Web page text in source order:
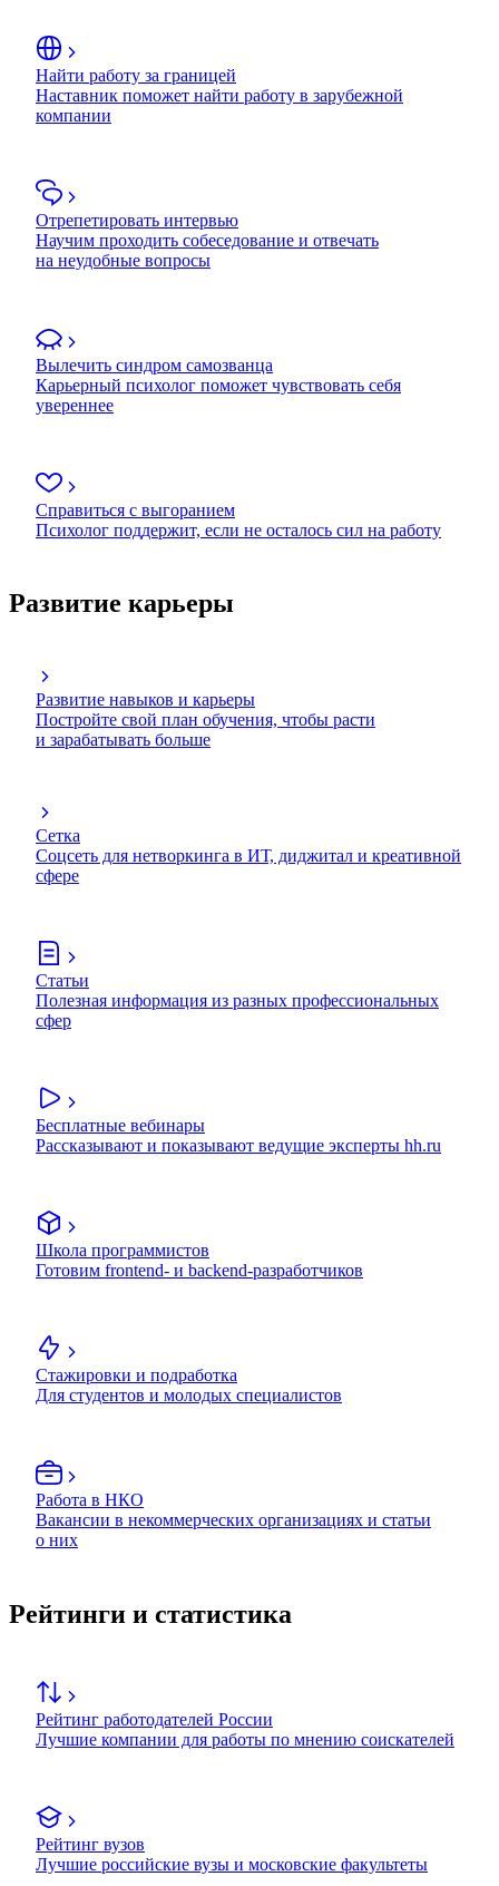
Найти работу за границей
Наставник поможет найти работу в зарубежной
компании
Отрепетировать интервью
Научим проходить собеседование и отвечать
на неудобные вопросы
Вылечить синдром самозванца
Карьерный психолог поможет чувствовать себя
увереннее
Справиться с выгоранием
Психолог поддержит, если не осталось сил на работу
Развитие карьеры
Развитие навыков и карьеры
Постройте свой план обучения, чтобы расти
и зарабатывать больше
Сетка
Соцсеть для нетворкинга в ИТ, диджитал и креативной
сфере
Статьи
Полезная информация из разных профессиональных
сфер
Бесплатные вебинары
Рассказывают и показывают ведущие эксперты hh.ru
Школа программистов
Готовим frontend- и backend-разработчиков
Стажировки и подработка
Для студентов и молодых специалистов
Работа в НКО
Вакансии в некоммерческих организациях и статьи
о них
Рейтинги и статистика
Рейтинг работодателей России
Лучшие компании для работы по мнению соискателей
Рейтинг вузов
Лучшие российские вузы и московские факультеты